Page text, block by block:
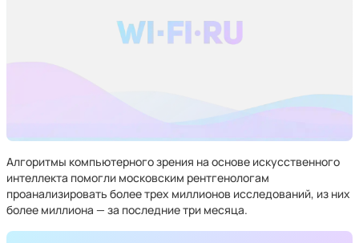
Алгоритмы компьютерного зрения на основе искусственного
интеллекта помогли московским рентгенологам
проанализировать более трех миллионов исследований, из них
более миллиона — за последние три месяца.